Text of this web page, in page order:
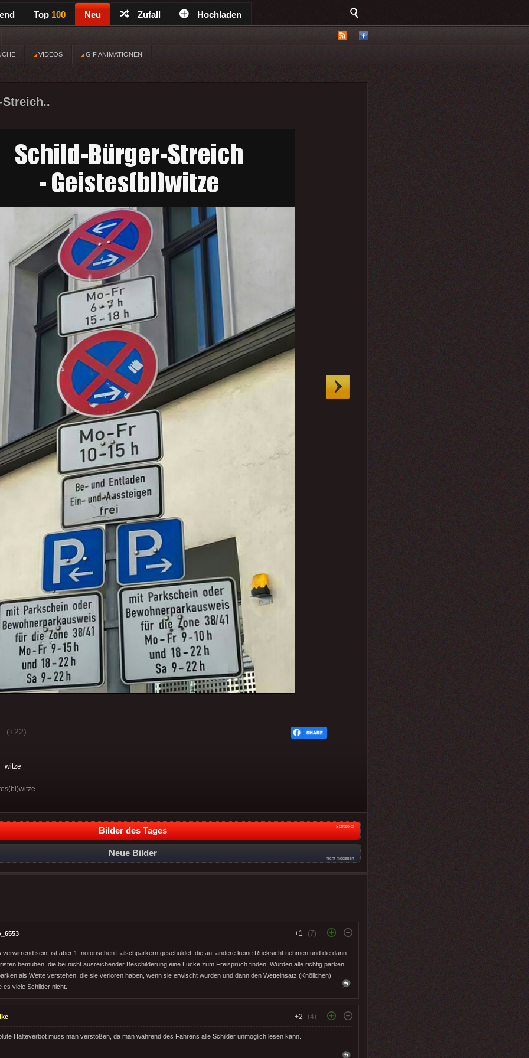
Top 100 Neu Zufall Hochladen
VIDEOS GIF ANIMATIONEN
(+22)
witze
Bilder des Tages Startseite
Neue Bilder
nicht moderiert
+1 (7)
verwirrend sein, ist aber 1. notorischen Falschparkern geschuldet, die auf andere keine Rücksicht nehmen und die dann
bemühen, die bei nicht ausreichender Beschilderung eine Lücke zum Freispruch finden. Würden alle richtig parken
als Wette verstehen, die sie verloren haben, wenn sie erwischt wurden und dann den Wetteinsatz (Knöllchen)
es viele Schilder nicht.
+2 (4)
Halteverbot muss man verstoßen, da man während des Fahrens alle Schilder unmöglich lesen kann.